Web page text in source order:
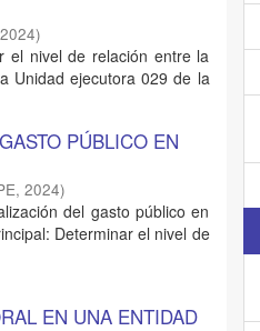
2024)
el nivel de relación entre la
Unidad ejecutora 029 de la
PÚBLICO EN
,2024)
del gasto público en
Determinar el nivel de
EN UNA ENTIDAD